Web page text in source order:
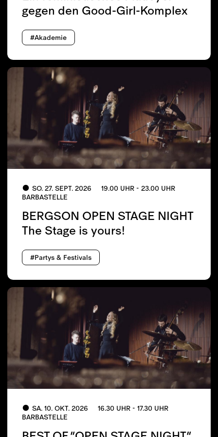
gegen den Good-Girl-Komplex
#Akademie
SO. 27. SEPT. 2026
19.00 UHR - 23.00 UHR
BARBASTELLE
BERGSON OPEN STAGE NIGHT
The Stage is yours!
#Partys & Festivals
SA. 10. OKT. 2026
16.30 UHR - 17.30 UHR
BARBASTELLE